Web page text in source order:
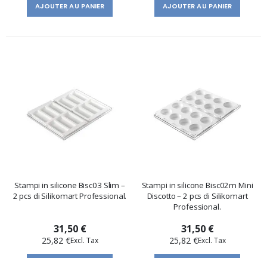
AJOUTER AU PANIER AJOUTER AU PANIER
Stampi in silicone Bisc03 Slim –
2 pcs di Silikomart Professional.
31,50 €
25,82 €
Stampi in silicone Bisc02m Mini
Discotto – 2 pcs di Silikomart
Professional.
31,50 €
25,82 €